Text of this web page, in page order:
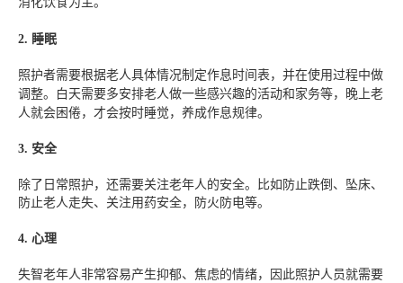
2. 睡眠
照护者需要根据老人具体情况制定作息 时间表 ， 并在使用过程中做
调整。白天需要多安排老人做一些感兴趣的活动和 家务等，
晚上老
人就会困倦，才会按时睡觉，养成作息规律。
3. 安全
除了日常照护，还需要关注老年人的安全。比如防止跌倒、坠床、
防止老人走失、关注用药安全，防火防电等。
4. 心理
失智老年人非常容易产生抑郁、焦虑的情绪，因此照护人员就需要